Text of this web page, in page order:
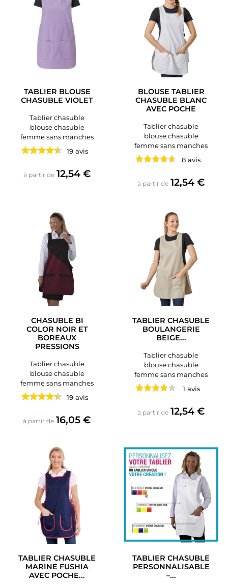
TABLIER BLOUSE
CHASUBLE VIOLET
Tablier chasuble
blouse chasuble
femme sans manches
19 avis
à partir de Prix
12,54 €
BLOUSE TABLIER
CHASUBLE BLANC
AVEC POCHE
Tablier chasuble
blouse chasuble
femme sans manches
8 avis
à partir de Prix
12,54 €
CHASUBLE BI
COLOR NOIR ET
BOREAUX
PRESSIONS
Tablier chasuble
blouse chasuble
femme sans manches
19 avis
à partir de Prix
16,05 €
TABLIER CHASUBLE
BOULANGERIE
BEIGE...
Tablier chasuble
blouse chasuble
femme sans manches
1 avis
à partir de Prix
12,54 €
TABLIER CHASUBLE
MARINE FUSHIA
AVEC POCHE...
TABLIER CHASUBLE
PERSONNALISABLE
–...